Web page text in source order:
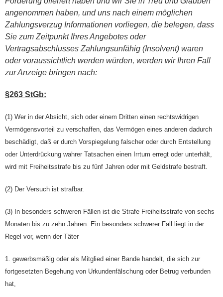
angenommen haben, und uns nach einem möglichen
Zahlungsverzug Informationen vorliegen, die belegen, dass
Sie zum Zeitpunkt Ihres Angebotes oder
Vertragsabschlusses Zahlungsunfähig (Insolvent) waren
oder voraussichtlich werden würden, werden wir Ihren Fall
zur Anzeige bringen nach:
§263 StGb:
(1) Wer in der Absicht, sich oder einem Dritten einen rechtswidrigen
Vermögensvorteil zu verschaffen, das Vermögen eines anderen dadurch
beschädigt, daß er durch Vorspiegelung falscher oder durch Entstellung
oder Unterdrückung wahrer Tatsachen einen Irrtum erregt oder unterhält,
wird mit Freiheitsstrafe bis zu fünf Jahren oder mit Geldstrafe bestraft.
(2) Der Versuch ist strafbar.
(3) In besonders schweren Fällen ist die Strafe Freiheitsstrafe von sechs
Monaten bis zu zehn Jahren. Ein besonders schwerer Fall liegt in der
Regel vor, wenn der Täter
1. gewerbsmäßig oder als Mitglied einer Bande handelt, die sich zur
fortgesetzten Begehung von Urkundenfälschung oder Betrug verbunden
hat,